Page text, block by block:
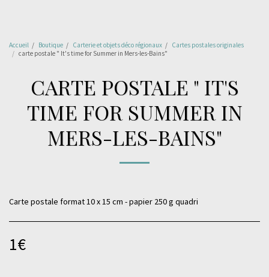
Accueil Boutique Carterie et objets déco régionaux
Cartes postales originales
carte postale " It's time for Summer in Mers-les-Bains"
CARTE POSTALE " IT'S
TIME FOR SUMMER IN
MERS-LES-BAINS"
Carte postale format 10 x 15 cm - papier 250 g quadri
1€